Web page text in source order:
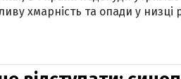
хмарність та опади у низці